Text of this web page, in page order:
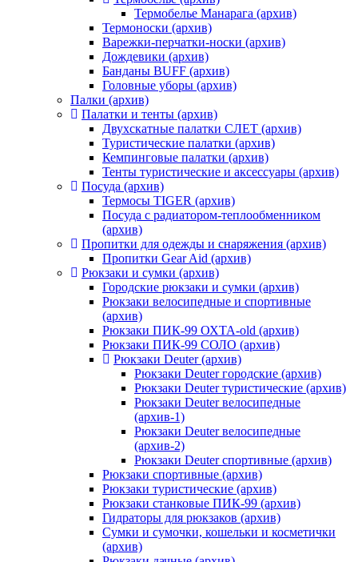
Термобелье Манарага (архив)
Термоноски (архив)
Варежки-перчатки-носки (архив)
Дождевики (архив)
Банданы BUFF (архив)
Головные уборы (архив)
Палки (архив)
Палатки и тенты (архив)
Двухскатные палатки СЛЕТ (архив)
Туристические палатки (архив)
Кемпинговые палатки (архив)
Тенты туристические и аксессуары (архив)
Посуда (архив)
Термосы TIGER (архив)
Посуда с радиатором-теплообменником
(архив)
Пропитки для одежды и снаряжения (архив)
Пропитки Gear Aid (архив)
Рюкзаки и сумки (архив)
Городские рюкзаки и сумки (архив)
Рюкзаки велосипедные и спортивные
(архив)
Рюкзаки ПИК-99 ОХТА-old (архив)
Рюкзаки ПИК-99 СОЛО (архив)
Рюкзаки Deuter (архив)
Рюкзаки Deuter городские (архив)
Рюкзаки Deuter туристические (архив)
Рюкзаки Deuter велосипедные
(архив-1)
Рюкзаки Deuter велосипедные
(архив-2)
Рюкзаки Deuter спортивные (архив)
Рюкзаки спортивные (архив)
Рюкзаки туристические (архив)
Рюкзаки станковые ПИК-99 (архив)
Гидраторы для рюкзаков (архив)
Сумки и сумочки, кошельки и косметички
(архив)